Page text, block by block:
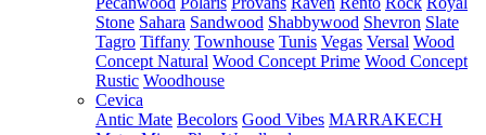
Stone Sahara Sandwood Shabbywood Shevron Slate
Tagro Tiffany Townhouse Tunis Vegas Versal Wood
Concept Natural Wood Concept Prime Wood Concept
Rustic Woodhouse
Cevica
Antic Mate Becolors Good Vibes MARRAKECH